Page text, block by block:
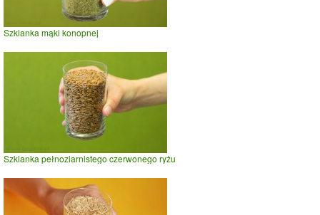
Szklanka mąki konopnej
Szklanka pełnoziarnistego czerwonego ryżu